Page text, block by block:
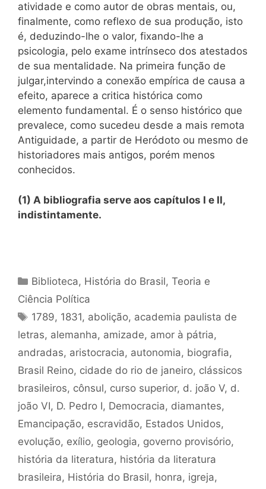
atividade e como autor de obras mentais, ou,
finalmente, como reflexo de sua produção, isto
é, deduzindo-lhe o valor, fixando-lhe a
psicologia, pelo exame intrínseco dos atestados
de sua mentalidade. Na primeira função de
julgar,intervindo a conexão empírica de causa a
efeito, aparece a critica histórica como
elemento fundamental. É o senso histórico que
prevalece, como sucedeu desde a mais remota
Antiguidade, a partir de Heródoto ou mesmo de
historiadores mais antigos, porém menos
conhecidos.
(1) A bibliografia serve aos capítulos I e II,
indistintamente.
Categorias
Biblioteca, História do Brasil,Teoria e
Ciência Política
Tags
1789, 1831, abolição, academia paulista de
letras, alemanha, amizade, amor à pátria,
andradas, aristocracia, autonomia, biografia,
Brasil Reino, cidade do rio de janeiro, clássicos
brasileiros, cônsul, curso superior, d. joão V, d.
joão VI, D. Pedro I, Democracia, diamantes,
Emancipação, escravidão, Estados Unidos,
evolução, exílio, geologia, governo provisório,
história da literatura, história da literatura
brasileira, História do Brasil, honra, igreja,